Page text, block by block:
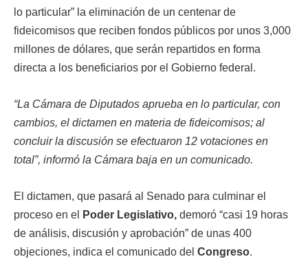
lo particular” la eliminación de un centenar de
fideicomisos que reciben fondos públicos por unos 3,000
millones de dólares, que serán repartidos en forma
directa a los beneficiarios por el Gobierno federal.
“La Cámara de Diputados aprueba en lo particular, con
cambios, el dictamen en materia de fideicomisos; al
concluir la discusión se efectuaron 12 votaciones en
total”, informó la Cámara baja en un comunicado.
El dictamen, que pasará al Senado para culminar el
proceso en el
Poder Legislativo, demoró “casi 19 horas
de análisis, discusión y aprobación” de unas 400
objeciones, indica el comunicado del Congreso.